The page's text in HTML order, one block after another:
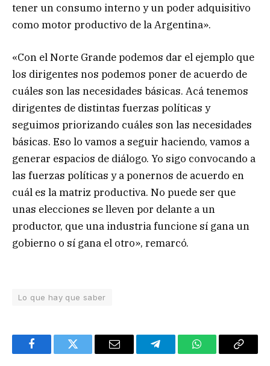
tener un consumo interno y un poder adquisitivo
como motor productivo de la Argentina».
«Con el Norte Grande podemos dar el ejemplo que
los dirigentes nos podemos poner de acuerdo de
cuáles son las necesidades básicas. Acá tenemos
dirigentes de distintas fuerzas políticas y
seguimos priorizando cuáles son las necesidades
básicas. Eso lo vamos a seguir haciendo, vamos a
generar espacios de diálogo. Yo sigo convocando a
las fuerzas políticas y a ponernos de acuerdo en
cuál es la matriz productiva. No puede ser que
unas elecciones se lleven por delante a un
productor, que una industria funcione sí gana un
gobierno o sí gana el otro», remarcó.
Lo que hay que saber
FacebookTwitter Email TelegramWhatsAppCopy